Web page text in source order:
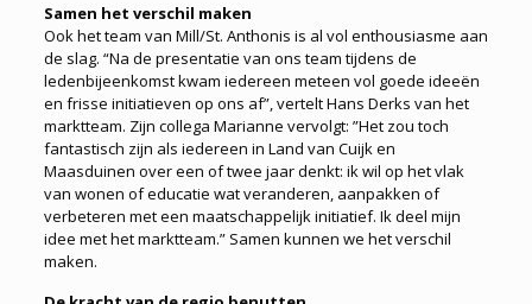
Samen het verschil maken
Ook het team van Mill/St. Anthonis is al vol enthousiasme aan
de slag. “Na de presentatie van ons team tijdens de
ledenbijeenkomst kwam iedereen meteen vol goede ideeën
en frisse initiatieven op ons af”, vertelt Hans Derks van het
marktteam. Zijn collega Marianne vervolgt: ”Het zou toch
fantastisch zijn als iedereen in Land van Cuijk en
Maasduinen over een of twee jaar denkt: ik wil op het vlak
van wonen of educatie wat veranderen, aanpakken of
verbeteren met een maatschappelijk initiatief. Ik deel mijn
idee met het marktteam.” Samen kunnen we het verschil
maken.